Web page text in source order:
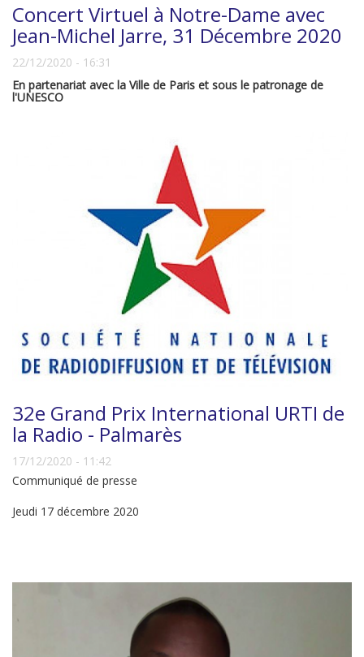
Concert Virtuel à Notre-Dame avec
Jean-Michel Jarre, 31 Décembre 2020
22/12/2020 - 16:31
En partenariat avec la Ville de Paris et sous le patronage de
l'UNESCO
32e Grand Prix International URTI de
la Radio - Palmarès
17/12/2020 - 11:42
Communiqué de presse
Jeudi 17 décembre 2020